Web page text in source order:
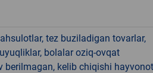
tez buziladigan tovarlar,
bolalar oziq-ovqat
berilmagan, kelib chiqishi